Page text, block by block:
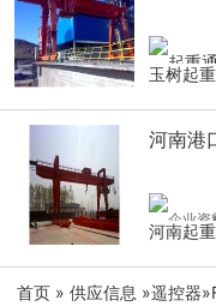
玉树起
河南港
河南起
首页 » 供应信息 »遥控器»